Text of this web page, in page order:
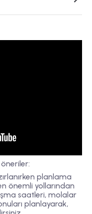
öneriler:
planlama
önemli yollarından
saatleri, molalar
planlayarak,